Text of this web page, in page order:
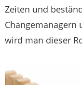
Zeiten und
Changemanagern
wird man dieser